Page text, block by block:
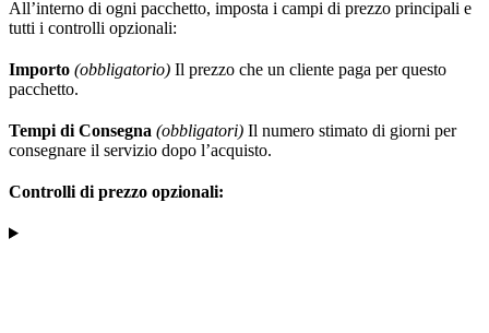
All’interno di ogni pacchetto, imposta i campi di prezzo principali e
tutti i controlli opzionali:
Importo (obbligatorio) Il prezzo che un cliente paga per questo
pacchetto.
Tempi di Consegna (obbligatori) Il numero stimato di giorni per
consegnare il servizio dopo l’acquisto.
Controlli di prezzo opzionali: